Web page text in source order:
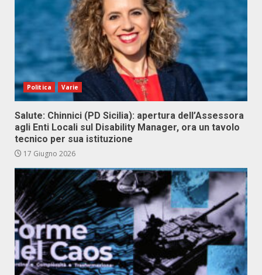
Politica Varie
Salute: Chinnici (PD Sicilia): apertura dell’Assessora
agli Enti Locali sul Disability Manager, ora un tavolo
tecnico per sua istituzione
17 Giugno 2026